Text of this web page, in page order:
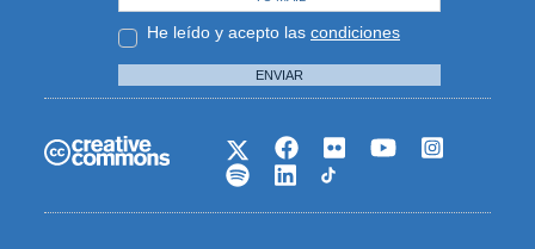
He leído y acepto las condiciones
ENVIAR